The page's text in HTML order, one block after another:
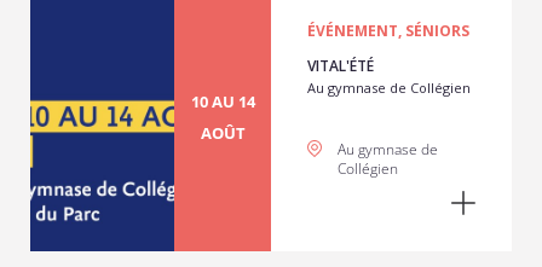
10 AU 14
AOÛT
ÉVÉNEMENT, SÉNIORS
VITAL'ÉTÉ
Au gymnase de Collégien
Au gymnase de
Collégien